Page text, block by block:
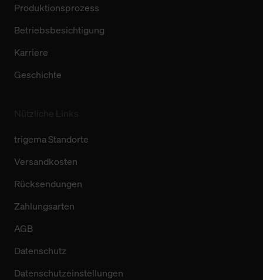
Produktionsprozess
Betriebsbesichtigung
Karriere
Geschichte
trigema Standorte
Versandkosten
Rücksendungen
Zahlungsarten
AGB
Datenschutz
Datenschutzeinstellungen